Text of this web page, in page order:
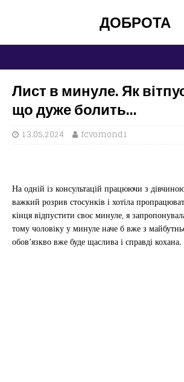
ДОБРОТА
Лист в минуле. Як
що дуже болить…
13.05.2024 fcvomond1
На одній із консультацій працюючи з
важкий розрив стосунків і хотіла
кінця відпустити своє минуле, я
тому чоловіку у минуле наче б вже з
обов’язкво вже буде щаслива і справді кохана.